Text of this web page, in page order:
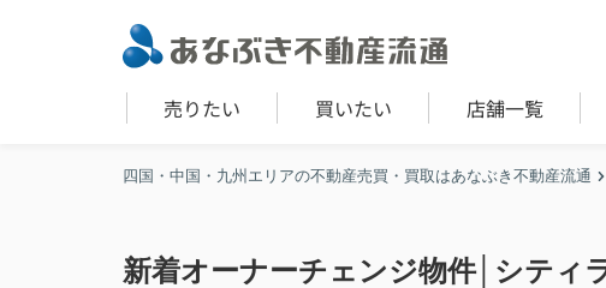
売りたい 買いたい 店舗一覧
四国・中国・九州エリアの不動産売買・買取はあなぶき不動産流通
新着オーナーチェンジ物件│シティ